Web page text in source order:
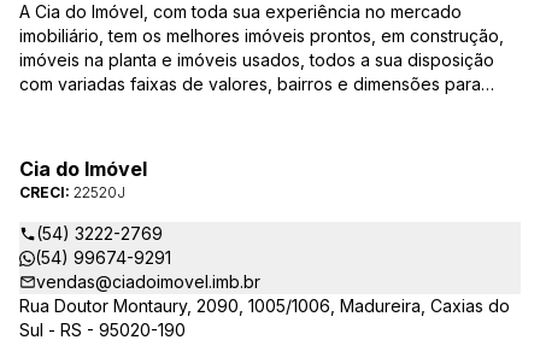
A Cia do Imóvel, com toda sua experiência no mercado
imobiliário, tem os melhores imóveis prontos, em construção,
imóveis na planta e imóveis usados, todos a sua disposição
com variadas faixas de valores, bairros e dimensões para
estarão sempre prontos para responder-lhe todas as suas
dúvidas sobre casas, apartamentos, terrenos, salas comerciais
e outros produtos imobiliários.
Cia do Imóvel
CRECI: 22520J
(54) 3222-2769
(54) 99674-9291
vendas@ciadoimovel.imb.br
Rua Doutor Montaury, 2090, 1005/1006, Madureira, Caxias do
Sul - RS - 95020-190